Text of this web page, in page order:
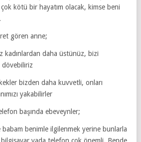
kötü bir hayatım olacak, kimse beni
gören anne;
kadınlardan daha üstünüz, bizi
dövebiliriz
bizden daha kuvvetli, onları
yakabilirler
başında ebeveynler;
babam benimle ilgilenmek yerine bunlarla
yada telefon çok önemli. Bende